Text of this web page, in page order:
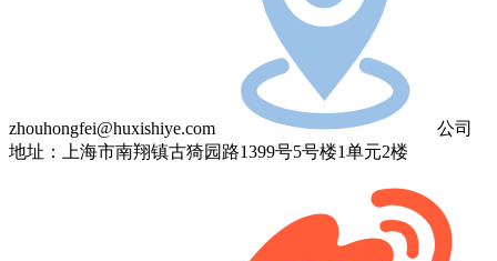
zhouhongfei@huxishiye.com
公司
地址：上海市南翔镇古猗园路1399号5号楼1单元2楼